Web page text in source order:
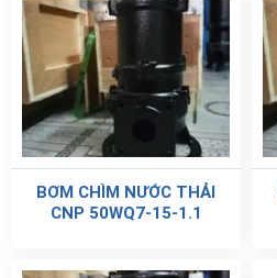
BƠM CHÌM NƯỚC THẢI
CNP 50WQ7-15-1.1